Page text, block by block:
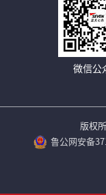
微信公
版权
鲁公网安备